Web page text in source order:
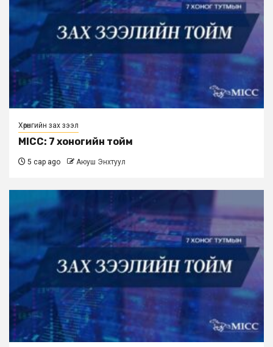
Хөрөнгийн зах зээл
MICC: 7 хоногийн тойм
5 сар ago Аюуш Энхтуул